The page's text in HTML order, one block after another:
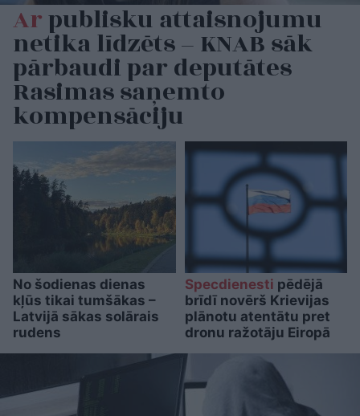
Arpublisku attaisnojumu
netika līdzēts – KNAB sāk
pārbaudi par deputātes
Rasimas saņemto
kompensāciju
No šodienas dienas
kļūs tikai tumšākas –
Latvijā sākas solārais
rudens
Specdienesti pēdējā
brīdī novērš Krievijas
plānotu atentātu pret
dronu ražotāju Eiropā